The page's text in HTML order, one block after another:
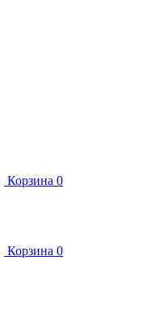
Корзина 0
Корзина 0